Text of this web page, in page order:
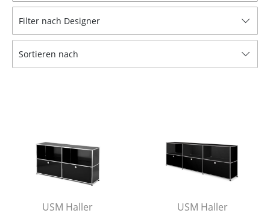
Bänke & Liegen
Sitzsäcke
Gartenstühle
Konferenzstühle
Bürosessel
Einzelteile
Filter nach Designer
Sortieren nach
USM Haller USM Haller